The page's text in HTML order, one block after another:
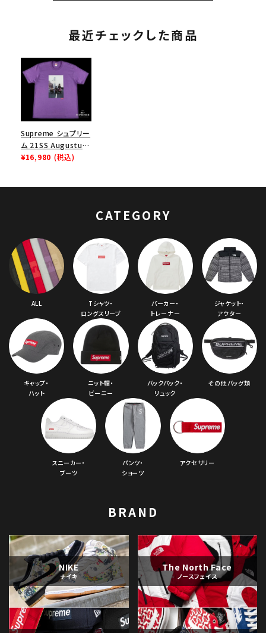
最近チェックした商品
Supreme シュプリー
ム 21SS Augustus
Pablo Tee オーガス
¥16,980 (税込)
CATEGORY
ALL
Tシャツ・
ロングスリーブ
パーカー・
トレーナー
ジャケット・
アウター
キャップ・
ハット
ニット帽・
ビーニー
バックパック・
リュック
その他バッグ類
スニーカー・
ブーツ
パンツ・
ショーツ
アクセサリー
BRAND
NIKE
ナイキ
The North Face
ノースフェイス